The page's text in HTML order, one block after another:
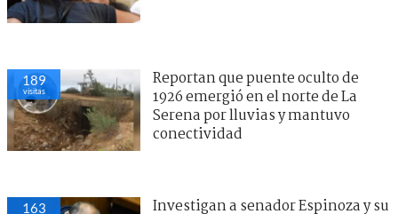
189
visitas
Reportan que puente oculto de
1926 emergió en el norte de La
Serena por lluvias y mantuvo
conectividad
163
Investigan a senador Espinoza y su